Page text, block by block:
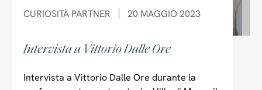
CURIOSITÀ PARTNER 20 MAGGIO 2023
Intervista a Vittorio Dalle Ore
Intervista a Vittorio Dalle Ore durante la